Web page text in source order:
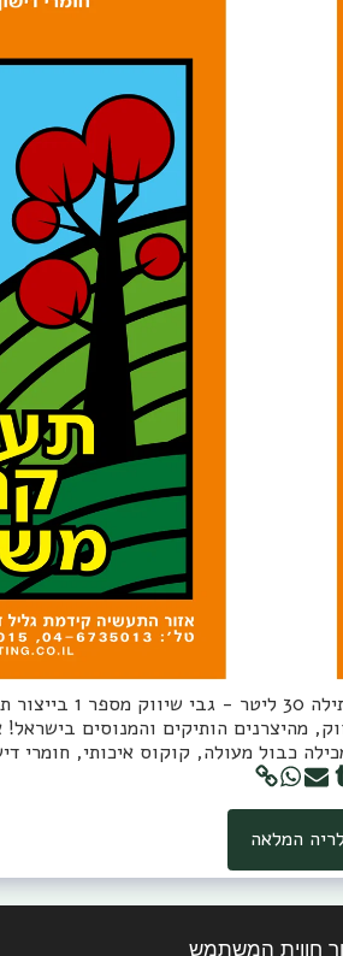
חווית המשתמש
תערובת
כבול מעולה, קוקוס איכותי, חומרי
המלאה